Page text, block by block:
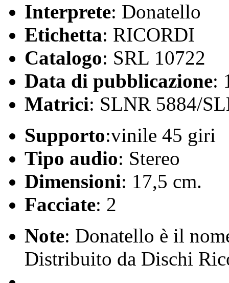
Interprete: Donatello
Etichetta: RICORDI
Catalogo: SRL 10722
Data di pubblicazione:
Matrici: SLNR 5884/
Supporto:vinile 45 giri
Tipo audio: Stereo
Dimensioni: 17,5 cm.
Facciate: 2
Note: Donatello è il
Distribuito da Dischi